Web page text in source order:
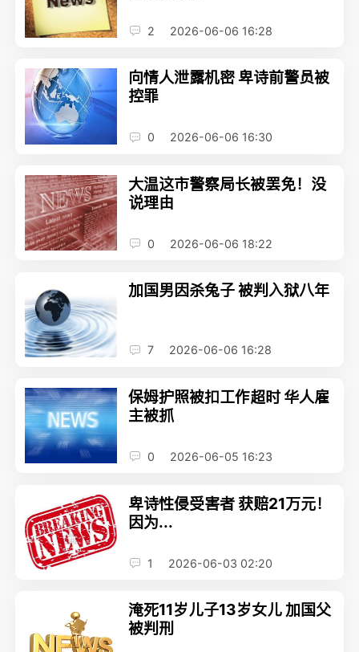
2 2026-06-06 16:28
向情人泄露机密 卑诗前警员被
控罪
0 2026-06-06 16:30
大温这市警察局长被罢免！没
说理由
0 2026-06-06 18:22
加国男因杀兔子 被判入狱八年
7 2026-06-06 16:28
保姆护照被扣工作超时 华人雇
主被抓
0 2026-06-05 16:23
卑诗性侵受害者 获赔21万元！
因为...
1 2026-06-03 02:20
淹死11岁儿子13岁女儿 加国父
被判刑